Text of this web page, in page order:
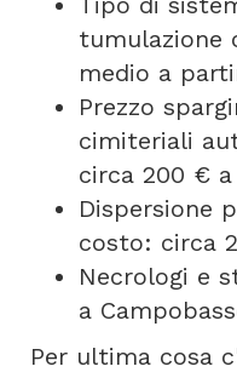
tumulazione
medio a
Prezzo
cimiteriali
circa 200 €
Dispersione
costo: circa
Necrologi e
a
Per ultima cosa